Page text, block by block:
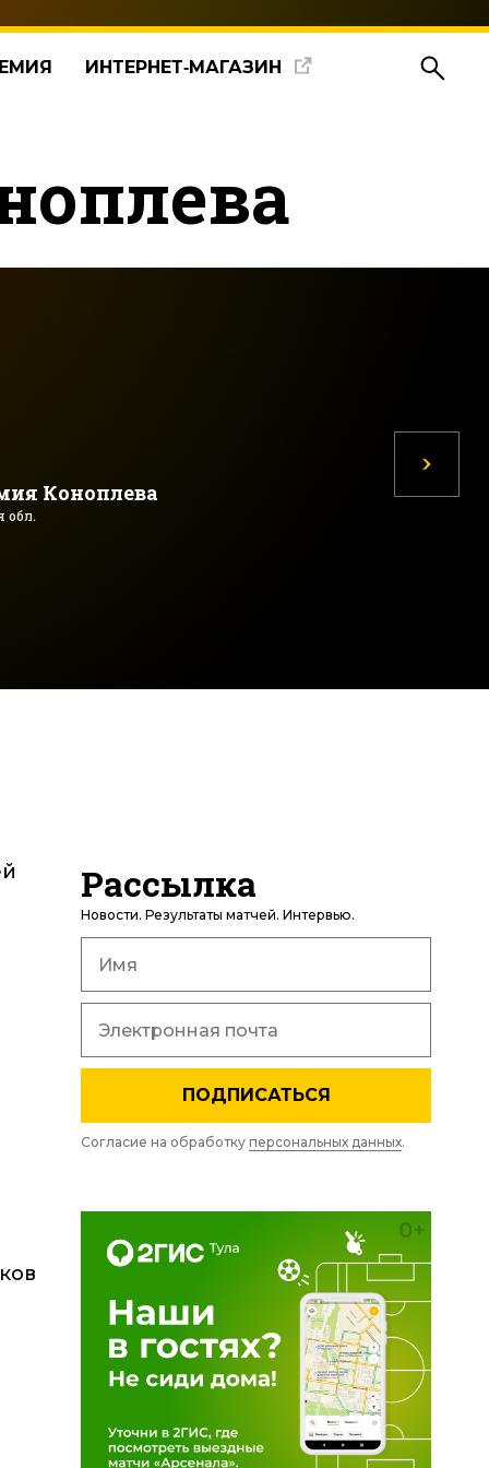
ИНТЕРНЕТ‑МАГАЗИН
Коноплева
обл.
Рассылка
Новости. Результаты матчей. Интервью.
ПОДПИСАТЬСЯ
Согласие на обработку персональных данных.